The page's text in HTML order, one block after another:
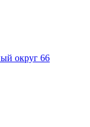
округ 66